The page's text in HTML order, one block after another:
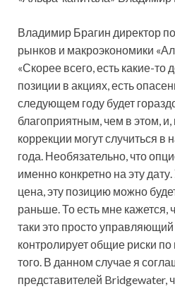
Владимир Брагин директор
рынков и макроэкономики
«Скорее всего, есть какие-то
позиции в акциях, есть
следующем году будет
благоприятным, чем в этом,
коррекции могут случиться
года. Необязательно, что
именно конкретно на эту
цена, эту позицию можно
раньше. То есть мне кажется,
таки это просто
контролирует общие риски
того. В данном случае я
представителей Bridgewater,